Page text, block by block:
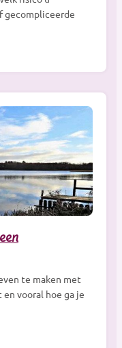
gecompliceerde
te maken met
vooral hoe ga je